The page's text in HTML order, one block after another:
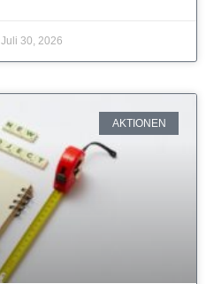
Juli 30, 2026
AKTIONEN